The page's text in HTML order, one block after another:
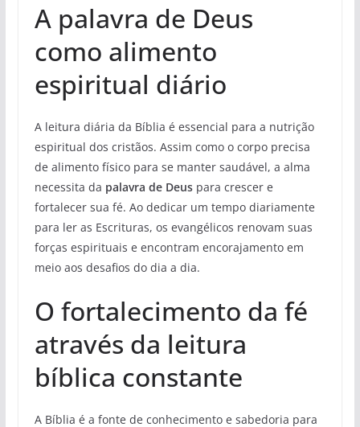
A palavra de Deus
como alimento
espiritual diário
A leitura diária da Bíblia é essencial para a nutrição
espiritual dos cristãos. Assim como o corpo precisa
de alimento físico para se manter saudável, a alma
necessita da palavra de Deuspara crescer e
fortalecer sua fé. Ao dedicar um tempo diariamente
para ler as Escrituras, os evangélicos renovam suas
forças espirituais e encontram encorajamento em
meio aos desafios do dia a dia.
O fortalecimento da fé
através da leitura
bíblica constante
A Bíblia é a fonte de conhecimento e sabedoria para